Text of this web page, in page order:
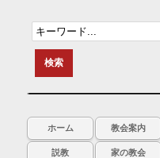
ホーム 教会案内
説教 家の教会